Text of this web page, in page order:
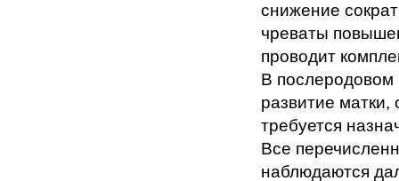
снижение
чреваты
проводит
В
развитие
требуется
Все
наблюдаются